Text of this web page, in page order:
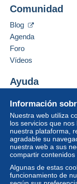
Información
Nuestra web utiliza
los servicios que
nuestra plataforma,
agradable su
nuestra web a sus
compartir contenidos
Algunas de estas
funcionamiento de
Comunidad
Blog
Agenda
Foro
Vídeos
Ayuda
Comprar en
Vender en Delcampe
Una página